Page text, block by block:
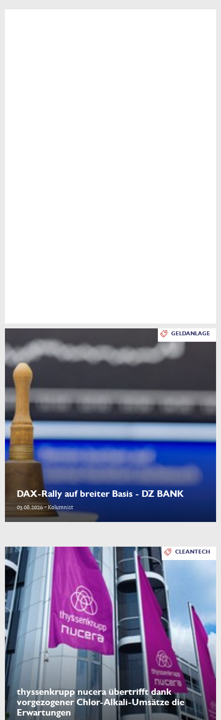
GELDANLAGE
DAX-Rally auf breiter Basis - DZ BANK
03.08.2026 - Kolumnist
CLEANTECH
thyssenkrupp nucera übertrifft dank
vorgezogener Chlor-Alkali-Umsätze die
Erwartungen